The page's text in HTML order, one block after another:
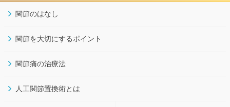
関節のはなし
関節を大切にするポイント
関節痛の治療法
人工関節置換術とは